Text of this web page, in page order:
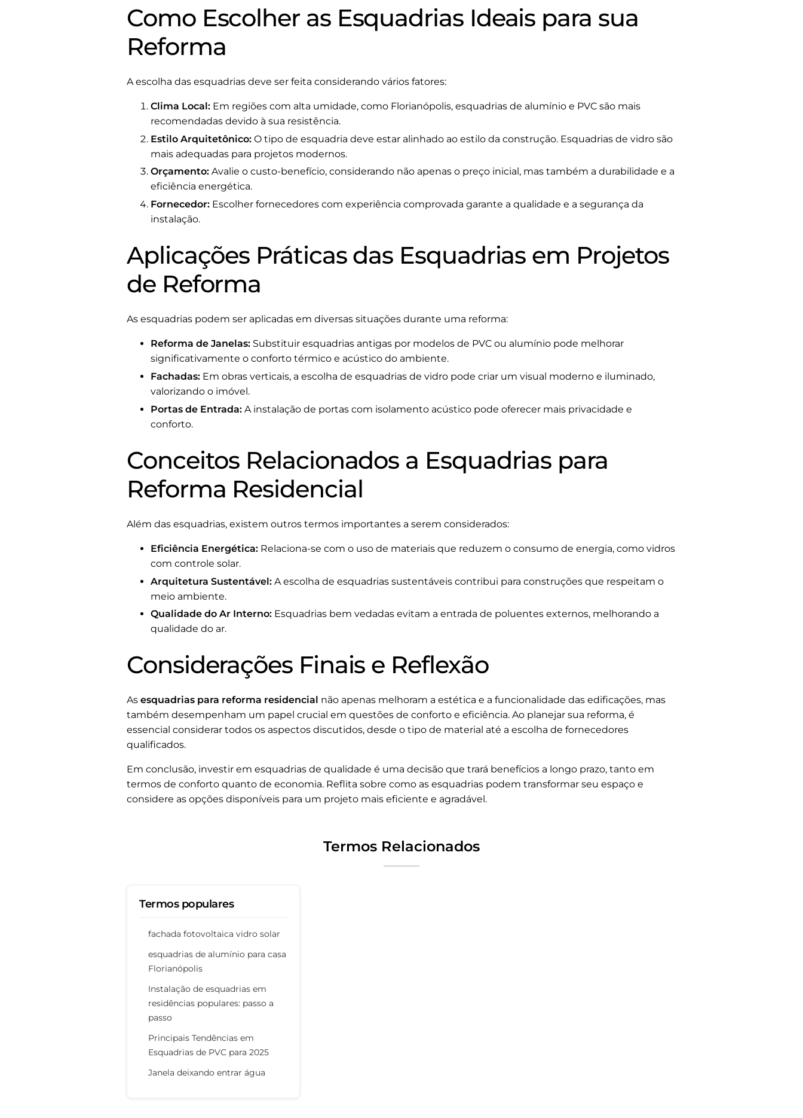
Como Escolher as Esquadrias Ideais para sua
Reforma
A escolha das esquadrias deve ser feita considerando vários fatores:
Clima Local: Em regiões com alta umidade, como Florianópolis, esquadrias de alumínio e PVC são mais
recomendadas devido à sua resistência.
Estilo Arquitetônico: O tipo de esquadria deve estar alinhado ao estilo da construção. Esquadrias de vidro são
mais adequadas para projetos modernos.
Orçamento: Avalie o custo-benefício, considerando não apenas o preço inicial, mas também a durabilidade e a
eficiência energética.
Fornecedor: Escolher fornecedores com experiência comprovada garante a qualidade e a segurança da
instalação.
Aplicações Práticas das Esquadrias em Projetos
de Reforma
As esquadrias podem ser aplicadas em diversas situações durante uma reforma:
Reforma de Janelas: Substituir esquadrias antigas por modelos de PVC ou alumínio pode melhorar
significativamente o conforto térmico e acústico do ambiente.
Fachadas: Em obras verticais, a escolha de esquadrias de vidro pode criar um visual moderno e iluminado,
valorizando o imóvel.
Portas de Entrada: A instalação de portas com isolamento acústico pode oferecer mais privacidade e
conforto.
Conceitos Relacionados a Esquadrias para
Reforma Residencial
Além das esquadrias, existem outros termos importantes a serem considerados:
Eficiência Energética: Relaciona-se com o uso de materiais que reduzem o consumo de energia, como vidros
com controle solar.
Arquitetura Sustentável: A escolha de esquadrias sustentáveis contribui para construções que respeitam o
meio ambiente.
Qualidade do Ar Interno: Esquadrias bem vedadas evitam a entrada de poluentes externos, melhorando a
qualidade do ar.
Considerações Finais e Reflexão
As esquadrias para reforma residencial não apenas melhoram a estética e a funcionalidade das edificações, mas
também desempenham um papel crucial em questões de conforto e eficiência. Ao planejar sua reforma, é
essencial considerar todos os aspectos discutidos, desde o tipo de material até a escolha de fornecedores
qualificados.
Em conclusão, investir em esquadrias de qualidade é uma decisão que trará benefícios a longo prazo, tanto em
termos de conforto quanto de economia. Reflita sobre como as esquadrias podem transformar seu espaço e
considere as opções disponíveis para um projeto mais eficiente e agradável.
Termos Relacionados
Termos populares
fachada fotovoltaica vidro solar
esquadrias de alumínio para casa
Florianópolis
Instalação de esquadrias em
residências populares: passo a
passo
Principais Tendências em
Esquadrias de PVC para 2025
Janela deixando entrar água